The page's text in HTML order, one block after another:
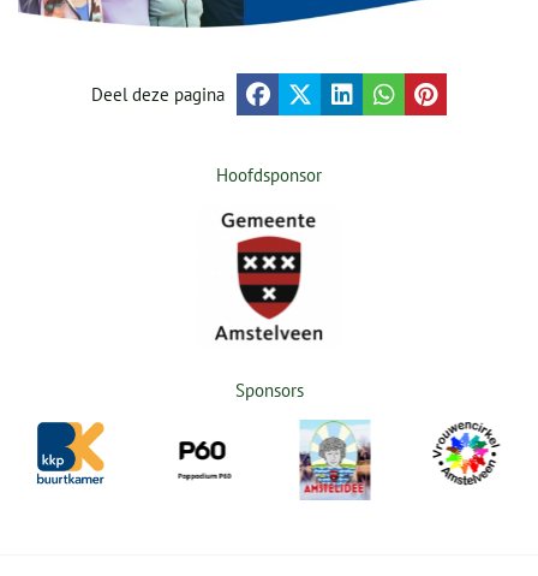
Deel deze pagina
Hoofdsponsor
Sponsors